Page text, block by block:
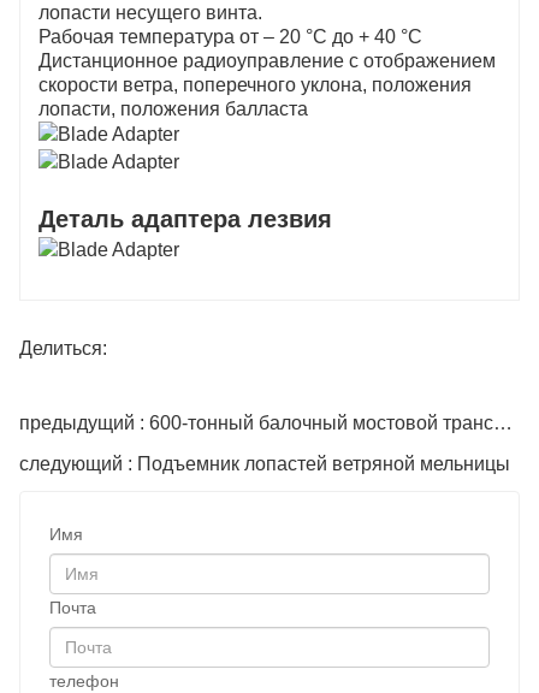
по производству лопастей в определенное место
вдали от ветряной электростанции на
высокоскоростном участке через плоский
полуприцеп, а затем перемещают их в положение
самолета через транспортное средство для
подъема лопастей.
лопасти несущего винта.
Рабочая температура от – 20 °С до + 40 °С
Дистанционное радиоуправление с отображением
скорости ветра, поперечного уклона, положения
лопасти, положения балласта
Деталь адаптера лезвия
Делиться:
предыдущий : 600-тонный балочный мостовой транспортер
следующий : Подъемник лопастей ветряной мельницы
Имя
Почта
телефон